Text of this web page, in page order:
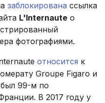
заблокирована ссылка
L'Internaute о
фотографиями.
относится к
Groupe Figaro и
99-м по
В 2017 году у